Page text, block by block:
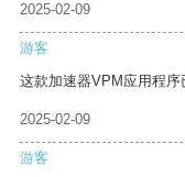
2025-02-09
游客
这款加速器VPM应用程序
2025-02-09
游客